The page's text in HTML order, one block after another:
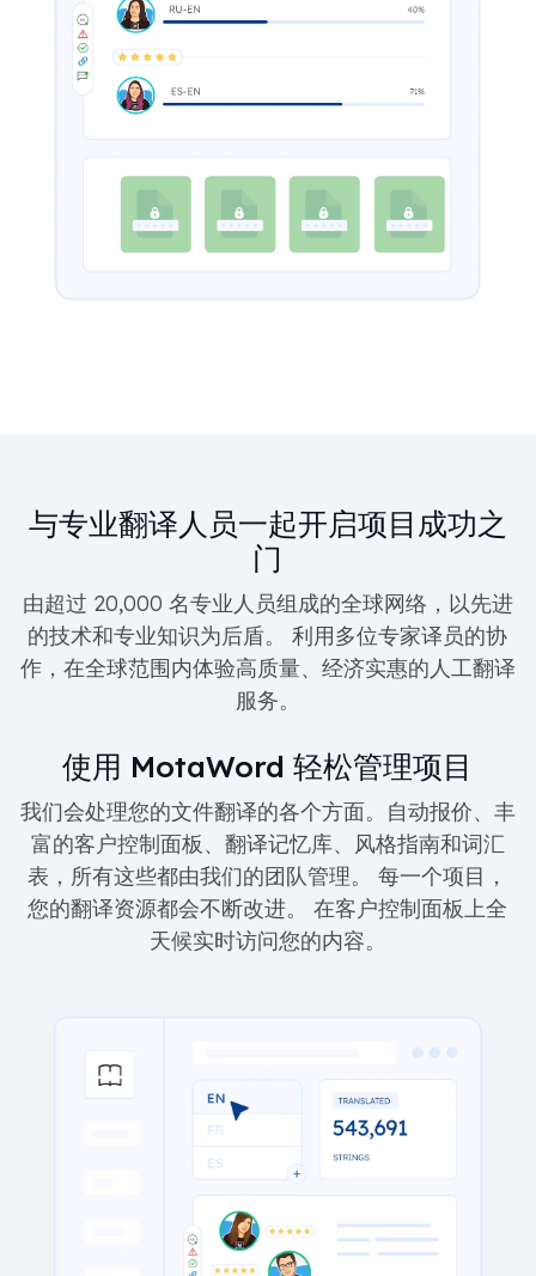
与专业翻译人员一起开启项目成功之
门
由超过 20,000 名专业人员组成的全球网络，以先进
的技术和专业知识为后盾。 利用多位专家译员的协
作，在全球范围内体验高质量、经济实惠的人工翻译
服务。
使用 MotaWord 轻松管理项目
我们会处理您的文件翻译的各个方面。自动报价、丰
富的客户控制面板、翻译记忆库、风格指南和词汇
表，所有这些都由我们的团队管理。 每一个项目，
您的翻译资源都会不断改进。 在客户控制面板上全
天候实时访问您的内容。